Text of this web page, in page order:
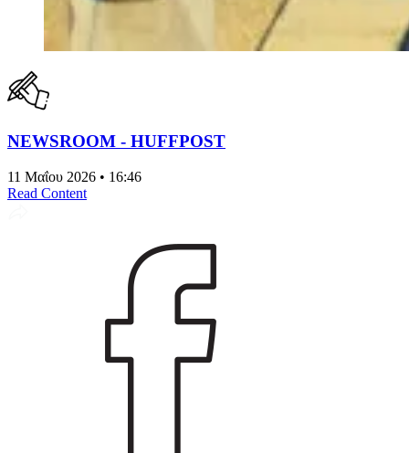
NEWSROOM - HUFFPOST
11 Μαΐου 2026 • 16:46
Read Content